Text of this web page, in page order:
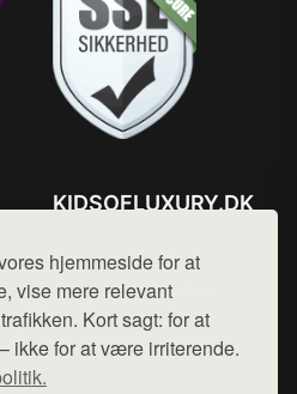
hjemmeside for at
vise mere relevant
Kort sagt: for at
ikke for at være irriterende.
KIDSOFLUXURY.DK
Mail: hej@want.dk
Cookie- og privatlivspolitik